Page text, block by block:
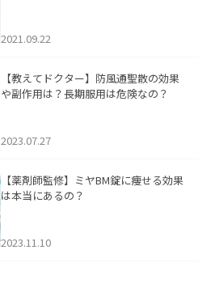
2021.09.22
【教えてドクター】防風通聖散の効果
や副作用は？長期服用は危険なの？
2023.07.27
【薬剤師監修】ミヤBM錠に痩せる効果
は本当にあるの？
2023.11.10